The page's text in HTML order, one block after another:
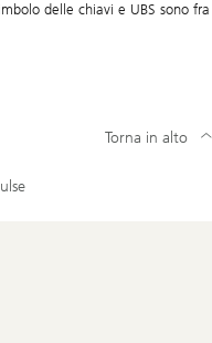
delle chiavi e UBS sono fra
Torna in alto